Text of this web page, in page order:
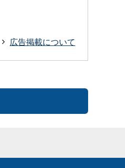
広告掲載について